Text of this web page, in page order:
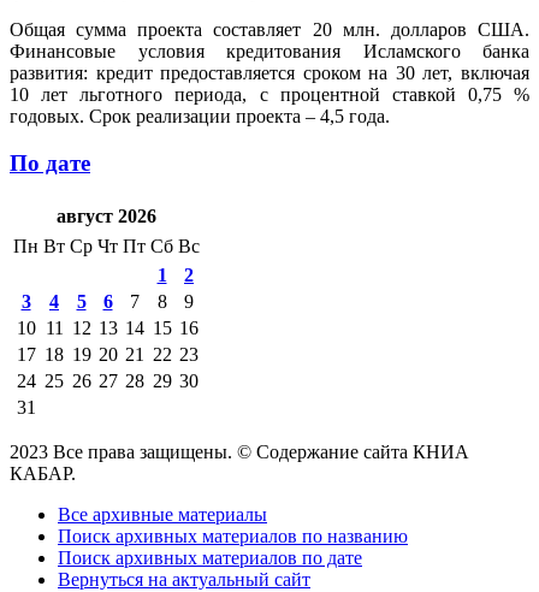
Общая сумма проекта составляет 20 млн. долларов США.
Финансовые условия кредитования Исламского банка
развития: кредит предоставляется сроком на 30 лет, включая
10 лет льготного периода, с процентной ставкой 0,75 %
годовых. Срок реализации проекта – 4,5 года.
По дате
август 2026
Пн Вт Ср Чт Пт Сб Вс
1
2
3
4 5 6 7 8
9
10 11 12 13 14 15 16
17 18 19 20 21 22 23
24 25 26 27 28 29 30
31
2023 Все права защищены. © Содержание сайта КНИА
КАБАР.
Все архивные материалы
Поиск архивных материалов по названию
Поиск архивных материалов по дате
Вернуться на актуальный сайт